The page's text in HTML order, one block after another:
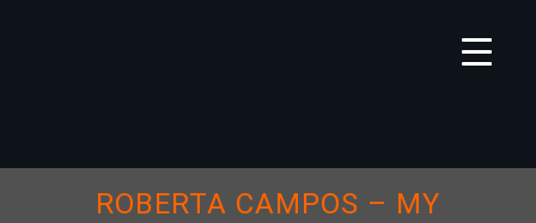
ROBERTA CAMPOS – MY